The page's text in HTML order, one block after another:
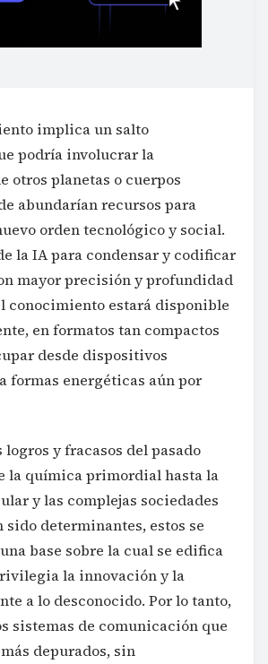
implica un salto
podría involucrar la
otros planetas o cuerpos
abundarían recursos para
orden tecnológico y social.
la IA para condensar y codificar
mayor precisión y profundidad
conocimiento estará disponible
en formatos tan compactos
desde dispositivos
formas energéticas aún por
logros y fracasos del pasado
la química primordial hasta la
y las complejas sociedades
sido determinantes, estos se
base sobre la cual se edifica
la innovación y la
a lo desconocido. Por lo tanto,
sistemas de comunicación que
depurados, sin